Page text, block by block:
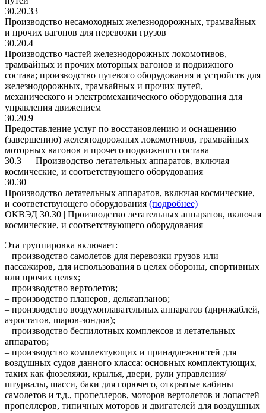
30.20.33
Производство несамоходных железнодорожных, трамвайных
и прочих вагонов для перевозки грузов
30.20.4
Производство частей железнодорожных локомотивов,
трамвайных и прочих моторных вагонов и подвижного
состава; производство путевого оборудования и устройств для
железнодорожных, трамвайных и прочих путей,
механического и электромеханического оборудования для
управления движением
30.20.9
Предоставление услуг по восстановлению и оснащению
(завершению) железнодорожных локомотивов, трамвайных
моторных вагонов и прочего подвижного состава
30.3 — Производство летательных аппаратов, включая
космические, и соответствующего оборудования
30.30
Производство летательных аппаратов, включая космические,
и соответствующего оборудования (подробнее)
ОКВЭД 30.30 | Производство летательных аппаратов, включая
космические, и соответствующего оборудования
Эта группировка включает:
– производство самолетов для перевозки грузов или
пассажиров, для использования в целях обороны, спортивных
или прочих целях;
– производство вертолетов;
– производство планеров, дельтапланов;
– производство воздухоплавательных аппаратов (дирижаблей,
аэростатов, шаров-зондов);
– производство беспилотных комплексов и летательных
аппаратов;
– производство комплектующих и принадлежностей для
воздушных судов данного класса: основных комплектующих,
таких как фюзеляжи, крылья, двери, рули управления/
штурвалы, шасси, баки для горючего, открытые кабины
самолетов и т.д., пропеллеров, моторов вертолетов и лопастей
пропеллеров, типичных моторов и двигателей для воздушных